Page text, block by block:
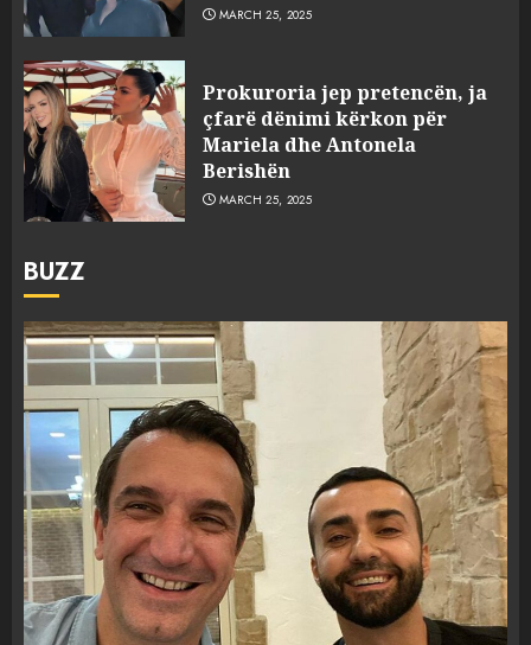
MARCH 25, 2025
Prokuroria jep pretencën, ja
çfarë dënimi kërkon për
Mariela dhe Antonela
Berishën
MARCH 25, 2025
BUZZ